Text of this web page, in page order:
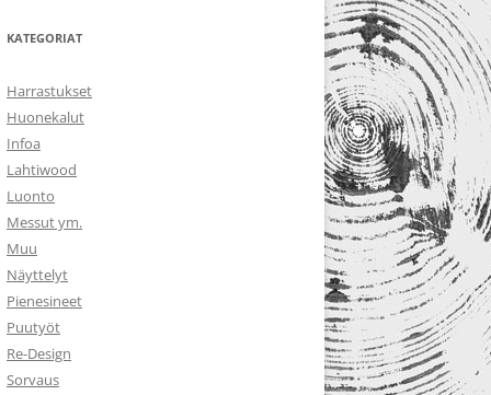
KATEGORIAT
Harrastukset
Huonekalut
Infoa
Lahtiwood
Luonto
Messut ym.
Muu
Näyttelyt
Pienesineet
Puutyöt
Re-Design
Sorvaus